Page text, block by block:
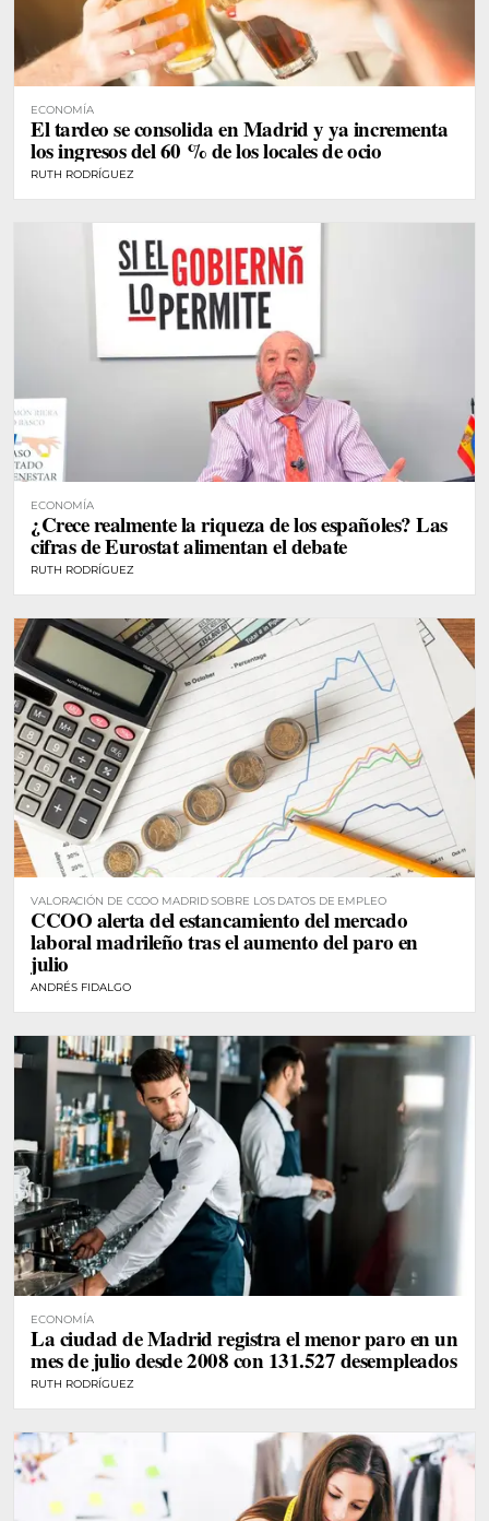
ECONOMÍA
El tardeo se consolida en Madrid y ya incrementa
los ingresos del 60 % de los locales de ocio
RUTH RODRÍGUEZ
ECONOMÍA
¿Crece realmente la riqueza de los españoles? Las
cifras de Eurostat alimentan el debate
RUTH RODRÍGUEZ
VALORACIÓN DE CCOO MADRID SOBRE LOS DATOS DE EMPLEO
CCOO alerta del estancamiento del mercado
laboral madrileño tras el aumento del paro en
julio
ANDRÉS FIDALGO
ECONOMÍA
La ciudad de Madrid registra el menor paro en un
mes de julio desde 2008 con 131.527 desempleados
RUTH RODRÍGUEZ